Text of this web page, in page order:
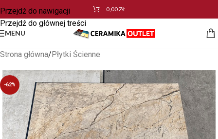
Przejdź do nawigacji
Przejdź do głównej treści
0,00ZŁ
MENU
Strona główna/Płytki Ścienne
-62%